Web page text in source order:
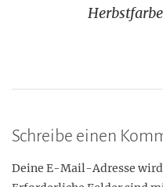
Schreibe einen
Deine E-Mail-Adresse